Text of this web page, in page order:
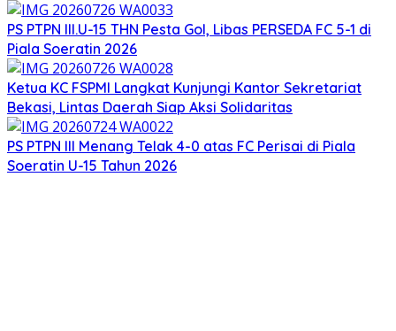
PS PTPN III.U-15 THN Pesta Gol, Libas PERSEDA FC 5-1 di
Piala Soeratin 2026
Ketua KC FSPMI Langkat Kunjungi Kantor Sekretariat
Bekasi, Lintas Daerah Siap Aksi Solidaritas
PS PTPN III Menang Telak 4-0 atas FC Perisai di Piala
Soeratin U-15 Tahun 2026